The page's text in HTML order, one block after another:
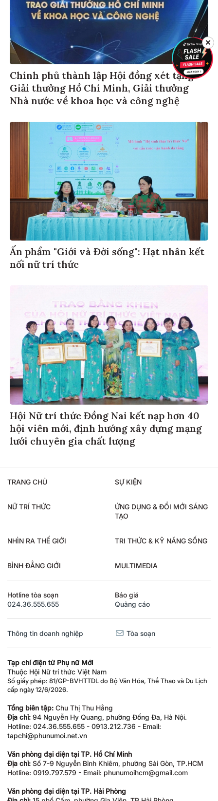
Chính phủ thành lập Hội đồng xét tặng
Giải thưởng Hồ Chí Minh, Giải thưởng
Nhà nước về khoa học và công nghệ
Ấn phẩm "Giới và Đời sống": Hạt nhân kết
nối nữ trí thức
Hội Nữ trí thức Đồng Nai kết nạp hơn 40
hội viên mới, định hướng xây dựng mạng
lưới chuyên gia chất lượng
TRANG CHỦ SỰ KIỆN
NỮ TRÍ THỨC
ỨNG DỤNG & ĐỔI MỚI SÁNG
TẠO
NHÌN RA THẾ GIỚI TRI THỨC & KỸ NĂNG SỐNG
BÌNH ĐẲNG GIỚI MULTIMEDIA
Hotline tòa soạn
024.36.555.655
Báo giá
Quảng cáo
Thông tin doanh nghiệp Tòa soạn
Tạp chí điện tử Phụ nữ Mới
Thuộc Hội Nữ trí thức Việt Nam
Số giấy phép: 81/GP-BVHTTDL do Bộ Văn Hóa, Thể Thao và Du Lịch
cấp ngày 12/6/2026.
Tổng biên tập: Chu Thị Thu Hằng
Địa chỉ: 94 Nguyễn Hy Quang, phường Đống Đa, Hà Nội.
Hotline: 024.36.555.655 - 0913.212.736 - Email:
tapchi@phunumoi.net.vn
Văn phòng đại diện tại TP. Hồ Chí Minh
Địa chỉ: Số 7-9 Nguyễn Bỉnh Khiêm, phường Sài Gòn, TP.HCM
Hotline: 0919.797.579 - Email: phunumoihcm@gmail.com
Văn phòng đại diện tại TP. Hải Phòng
Địa chỉ: 15 phố Cấm, phường Gia Viên, TP Hải Phòng
✕